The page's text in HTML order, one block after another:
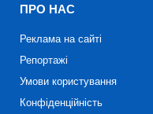
ПРО НАС
Реклама на сайті
Репортажі
Умови користування
Конфіденційність